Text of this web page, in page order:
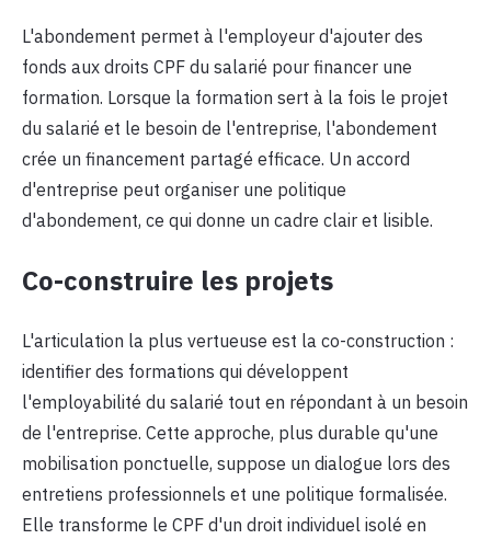
L'abondement permet à l'employeur d'ajouter des
fonds aux droits CPF du salarié pour financer une
formation. Lorsque la formation sert à la fois le projet
du salarié et le besoin de l'entreprise, l'abondement
crée un financement partagé efficace. Un accord
d'entreprise peut organiser une politique
d'abondement, ce qui donne un cadre clair et lisible.
Co-construire les projets
L'articulation la plus vertueuse est la co-construction :
identifier des formations qui développent
l'employabilité du salarié tout en répondant à un besoin
de l'entreprise. Cette approche, plus durable qu'une
mobilisation ponctuelle, suppose un dialogue lors des
entretiens professionnels et une politique formalisée.
Elle transforme le CPF d'un droit individuel isolé en